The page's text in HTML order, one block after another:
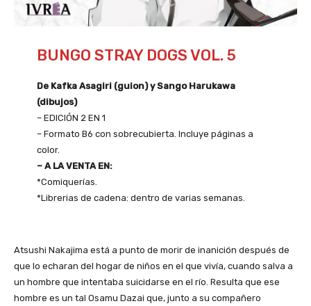
BUNGO STRAY DOGS VOL. 5
De Kafka Asagiri (guion) y Sango Harukawa
(dibujos)
– EDICIÓN 2 EN 1
– Formato B6 con sobrecubierta. Incluye páginas a
color.
– A LA VENTA EN:
*Comiquerías.
*Librerias de cadena: dentro de varias semanas.
Atsushi Nakajima está a punto de morir de inanición después de
que lo echaran del hogar de niños en el que vivía, cuando salva a
un hombre que intentaba suicidarse en el río. Resulta que ese
hombre es un tal Osamu Dazai que, junto a su compañero